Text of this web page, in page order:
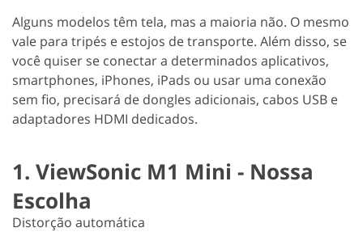
Alguns modelos têm tela, mas a maioria não. O mesmo
vale para tripés e estojos de transporte. Além disso, se
você quiser se conectar a determinados aplicativos,
smartphones, iPhones, iPads ou usar uma conexão
sem fio, precisará de dongles adicionais, cabos USB e
adaptadores HDMI dedicados.
1. ViewSonic M1 Mini - Nossa
Escolha
Distorção automática